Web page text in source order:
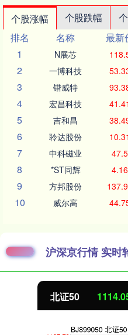
个股涨幅 个股跌幅
排名
名称 最新
1
N展芯
2 一博科技
3 锴威特
4 宏昌科技 41.41
5 吉和昌
6 聆达股份 10.31
7 中科磁业 47.5
8 *ST同辉 4.16
9 方邦股份
10 威尔高
沪深京行情 实时
北证50